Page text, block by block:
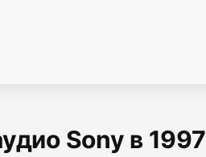
Sony в 1997